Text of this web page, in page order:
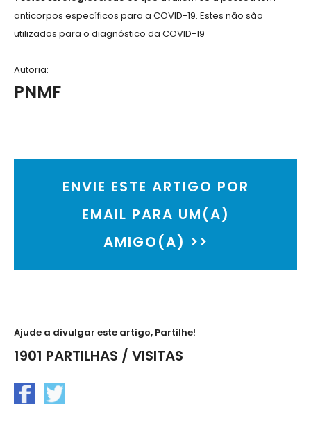
anticorpos específicos para a COVID-19. Estes não são
utilizados para o diagnóstico da COVID-19
Autoria:
PNMF
ENVIE ESTE ARTIGO POR
EMAIL PARA UM(A)
AMIGO(A) >>
Ajude a divulgar este artigo, Partilhe!
1901 PARTILHAS / VISITAS